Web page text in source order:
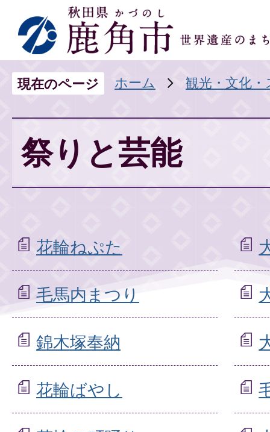
現在のページ ホーム 観光・文化
祭りと芸能
花輪ねぷた
毛馬内まつり
錦木塚奉納
花輪ばやし